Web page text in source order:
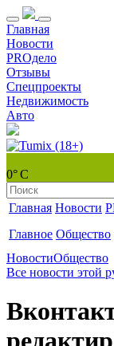
Главная
Новости
PROдело
Отзывы
Спецпроекты
Недвижимость
Авто
0° С
Главная Новости
Главное Общество
НовостиОбщество
Все новости этой